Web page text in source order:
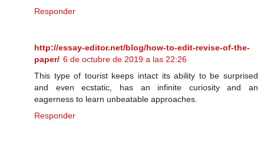
Responder
http://essay-editor.net/blog/how-to-edit-revise-of-the-
paper/ 6 de octubre de 2019 a las 22:26
This type of tourist keeps intact its ability to be surprised
and even ecstatic, has an infinite curiosity and an
eagerness to learn unbeatable approaches.
Responder